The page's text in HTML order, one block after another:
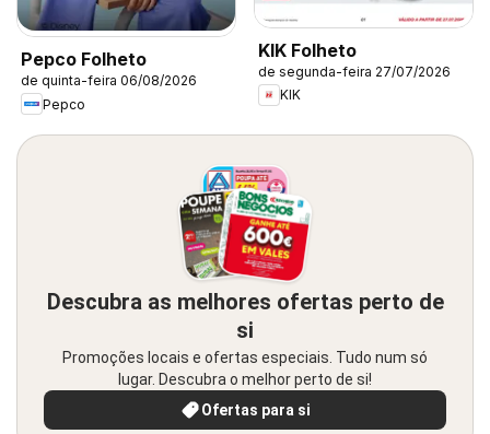
Pepco Folheto
de quinta-feira 06/08/2026
Pepco
KIK Folheto
de segunda-feira 27/07/2026
KIK
Descubra as melhores ofertas perto de
si
Promoções locais e ofertas especiais. Tudo num só
lugar. Descubra o melhor perto de si!
Ofertas para si